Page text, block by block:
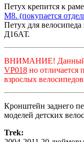
Петух крепится к
М8. (покупается
Петух для
Д16АТ.
ВНИМАНИЕ! Данный
VP018 но отличается
взрослых
Кронштейн заднего
моделей детских
Trek: